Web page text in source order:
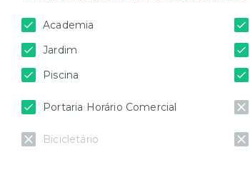
Academia
Jardim
Piscina
Portaria Horário Comercial
Bicicletário